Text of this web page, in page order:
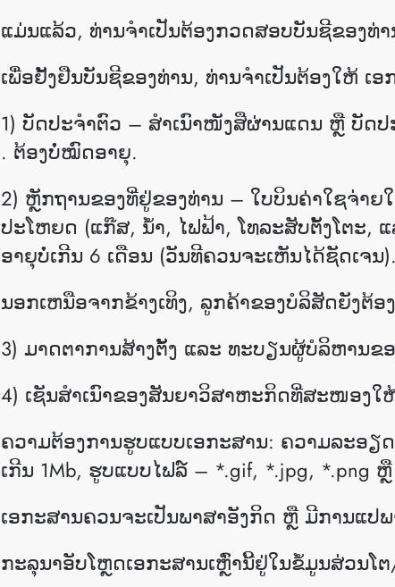
ແມ່ນແລ້ວ, ທ່ານຈໍາເປັນຕ້ອງກວດສອບບັນຊີຂອງທ່
ເພື່ອຢັ້ງຢືນບັນຊີຂອງທ່ານ, ທ່ານຈໍາເປັນຕ້ອງໃຫ້ ເ
1) ບັດປະຈຳຕົວ – ສຳເນົາໜັງສືຜ່ານແດນ ຫຼື ບັດ
. ຕ້ອງບໍ່ໝົດອາຍຸ.
2​) ຫຼັກ​ຖານ​ຂອງ​ທີ່​ຢູ່​ຂອງ​ທ່ານ – ໃບ​ບິນ​ຄ່າ​ໃຊຈ່າ
ປະ​ໂຫຍດ (​ແກ໊ສ​, ນ້ຳ, ໄຟ​ຟ້າ​, ໂທລະ​ສັບ​ຕັ້ງໂຕະ,
ອາຍຸບໍ່ເກີນ 6 ເດືອນ (ວັນທີຄວນຈະເຫັນໄດ້ຊັດເຈນ).
ນອກເຫນືອຈາກຂ້າງເທິງ, ລູກຄ້າຂອງບໍລິສັດຍັງຕ້ອ
3) ມາດຕາການສ້າງຕັ້ງ ແລະ ທະບຽນຜູ້ບໍລິຫານຂ
4) ເຊັນສໍາເນົາຂອງສັນຍາວິສາຫະກິດທີ່ສະໜອງ
ຄວາມຕ້ອງການຮູບແບບເອກະສານ: ຄວາມລະອຽ
ເກີນ 1Mb, ຮູບແບບໄຟລ໌ – *.gif, *.jpg, *.png
ເອກະສານຄວນຈະເປັນພາສາອັງກິດ ຫຼື ມີການແປ
ກະລຸນາອັບໂຫຼດເອກະສານເຫຼົ່ານີ້ຢູ່ໃນຂໍ້ມູນສ່ວນໂ